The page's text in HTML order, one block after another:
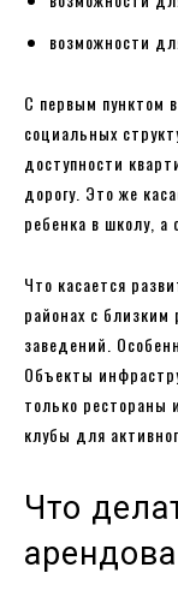
возможности
С первым пунктом
социальных
доступности
дорогу. Это же
ребенка в школу, а
Что касается
районах с
заведений.
Объекты
только рестораны
клубы для
Что